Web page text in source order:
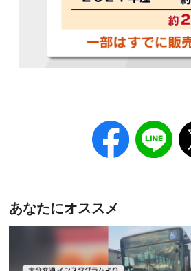
あなたにオススメ